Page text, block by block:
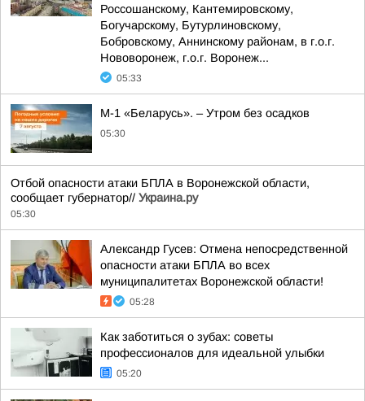
Россошанскому, Кантемировскому,
Богучарскому, Бутурлиновскому,
Бобровскому, Аннинскому районам, в г.о.г.
Нововоронеж, г.о.г. Воронеж...
05:33
М-1 «Беларусь». – Утром без осадков
05:30
Отбой опасности атаки БПЛА в Воронежской области,
сообщает губернатор// Украина.ру
05:30
Александр Гусев: Отмена непосредственной
опасности атаки БПЛА во всех
муниципалитетах Воронежской области!
05:28
Как заботиться о зубах: советы
профессионалов для идеальной улыбки
05:20